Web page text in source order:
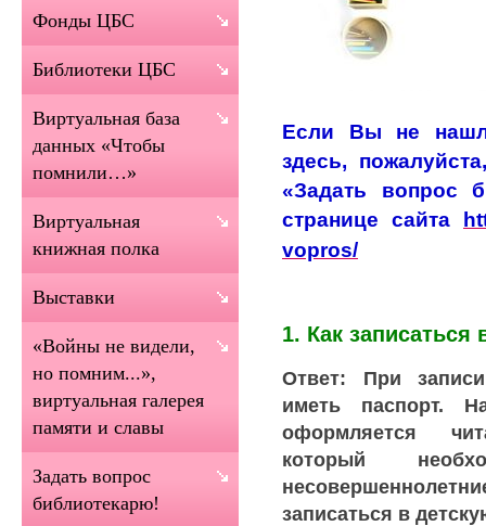
Если Вы не
здесь,
«Задать вопрос
странице сайта
vopros/
1. Как
Ответ: При
иметь паспорт.
оформляется
который
записаться в
Фонды ЦБС
Библиотеки ЦБС
Виртуальная база
данных «Чтобы
помнили…»
Виртуальная
книжная полка
Выставки
«Войны не видели,
но помним...»,
виртуальная галерея
памяти и славы
Задать вопрос
библиотекарю!